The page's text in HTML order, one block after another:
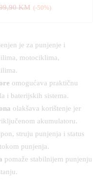
KM (-50%)
je za punjenje i
motociklima,
omogućava praktičnu
i baterijskih sistema.
olakšava korištenje jer
akumulatoru.
struju punjenja i status
punjenja.
pomaže stabilnijem punjenju